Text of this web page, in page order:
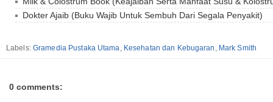
Dokter Ajaib (Buku Wajib Untuk Sembuh Dari Segala Penyakit)
Labels: Gramedia Pustaka Utama, Kesehatan dan Kebugaran , Mark Smith
0 comments: